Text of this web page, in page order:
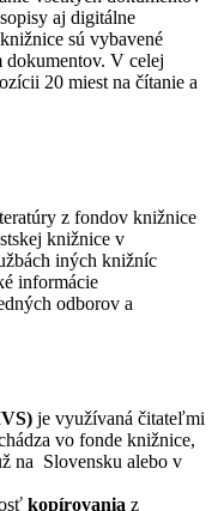
aj digitálne
sú vybavené
dokumentov. V celej
20 miest na čítanie a
z fondov knižnice
knižnice v
iných knižníc
informácie
odborov a
je využívaná čitateľmi
vo fonde knižnice,
na Slovensku alebo v
kopírovania z